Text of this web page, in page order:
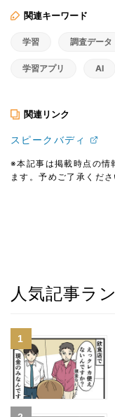
関連キーワード
学習 調査データ
学習アプリ AI
関連リンク
スピークバディ
※本記事は掲載時点の情
ます。予めご了承くださ
人気記事ラ